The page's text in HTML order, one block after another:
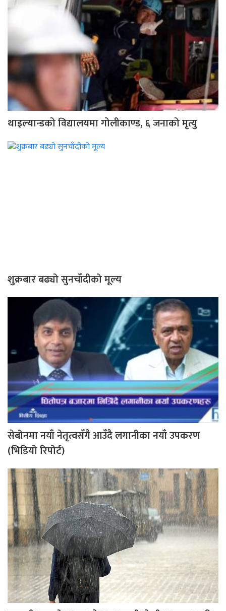
थाइल्यान्डको विद्यालयमा गोलीकाण्ड, ६ जनाको मृत्यु
शुक्रबार बढ्यो सुनचाँदीको मूल्य
सेबोनमा नयाँ नेतृत्वसँगै आउँदै लगानीका नयाँ उपकरण
(भिडियो रिपोर्ट)